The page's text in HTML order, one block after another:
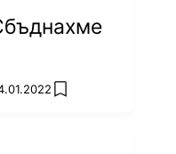
add favorites